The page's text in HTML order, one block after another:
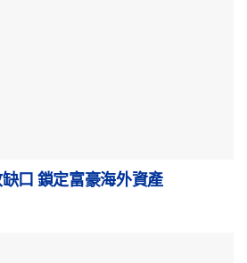
口 鎖定富豪海外資產